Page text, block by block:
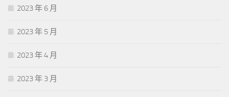
2023 年 6 月
2023 年 5 月
2023 年 4 月
2023 年 3 月